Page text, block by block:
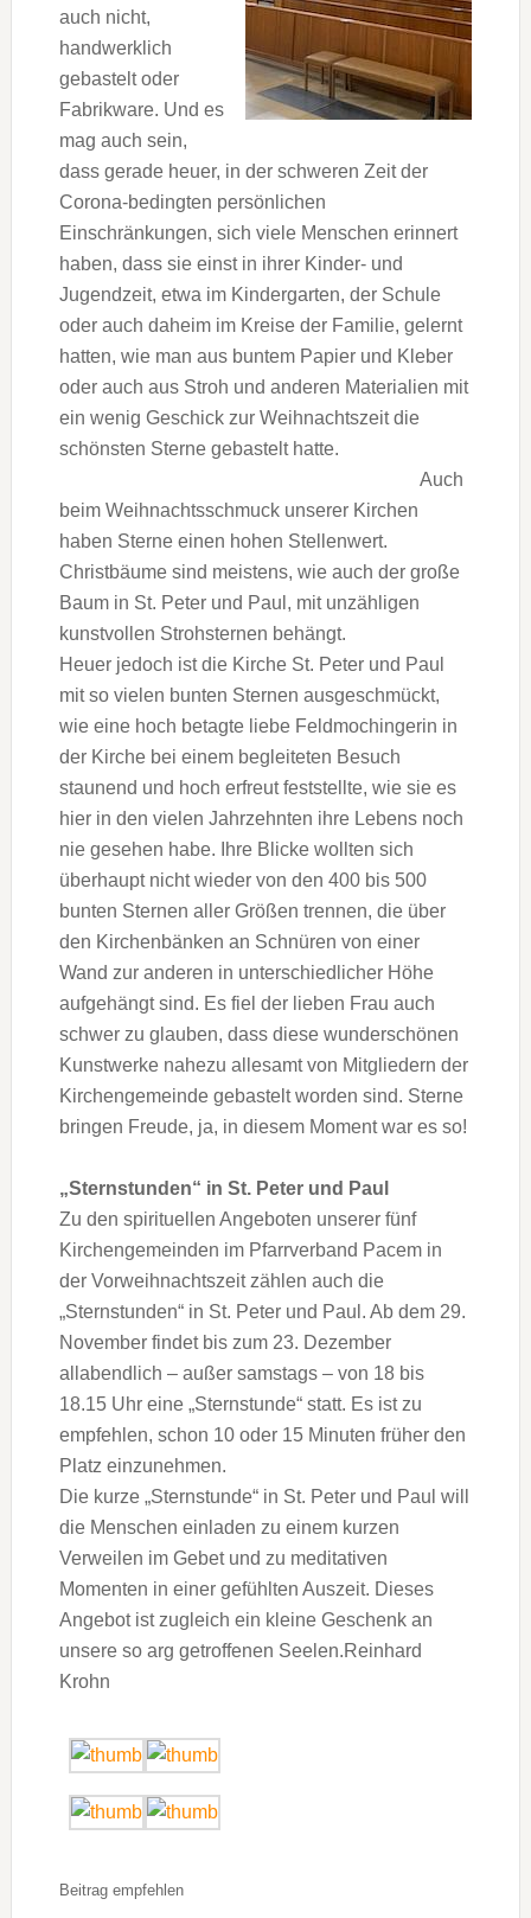
auch nicht,
handwerklich
gebastelt oder
Fabrikware. Und es
mag auch sein,
dass gerade heuer, in der schweren Zeit der
Corona-bedingten persönlichen
Einschränkungen, sich viele Menschen erinnert
haben, dass sie einst in ihrer Kinder- und
Jugendzeit, etwa im Kindergarten, der Schule
oder auch daheim im Kreise der Familie, gelernt
hatten, wie man aus buntem Papier und Kleber
oder auch aus Stroh und anderen Materialien mit
ein wenig Geschick zur Weihnachtszeit die
schönsten Sterne gebastelt hatte.
Auch
beim Weihnachtsschmuck unserer Kirchen
haben Sterne einen hohen Stellenwert.
Christbäume sind meistens, wie auch der große
Baum in St. Peter und Paul, mit unzähligen
kunstvollen Strohsternen behängt.
Heuer jedoch ist die Kirche St. Peter und Paul
mit so vielen bunten Sternen ausgeschmückt,
wie eine hoch betagte liebe Feldmochingerin in
der Kirche bei einem begleiteten Besuch
staunend und hoch erfreut feststellte, wie sie es
hier in den vielen Jahrzehnten ihre Lebens noch
nie gesehen habe. Ihre Blicke wollten sich
überhaupt nicht wieder von den 400 bis 500
bunten Sternen aller Größen trennen, die über
den Kirchenbänken an Schnüren von einer
Wand zur anderen in unterschiedlicher Höhe
aufgehängt sind. Es fiel der lieben Frau auch
schwer zu glauben, dass diese wunderschönen
Kunstwerke nahezu allesamt von Mitgliedern der
Kirchengemeinde gebastelt worden sind. Sterne
bringen Freude, ja, in diesem Moment war es so!
„Sternstunden“ in St. Peter und Paul
Zu den spirituellen Angeboten unserer fünf
Kirchengemeinden im Pfarrverband Pacem in
der Vorweihnachtszeit zählen auch die
„Sternstunden“ in St. Peter und Paul. Ab dem 29.
November findet bis zum 23. Dezember
allabendlich – außer samstags – von 18 bis
18.15 Uhr eine „Sternstunde“ statt. Es ist zu
empfehlen, schon 10 oder 15 Minuten früher den
Platz einzunehmen.
Die kurze „Sternstunde“ in St. Peter und Paul will
die Menschen einladen zu einem kurzen
Verweilen im Gebet und zu meditativen
Momenten in einer gefühlten Auszeit. Dieses
Angebot ist zugleich ein kleine Geschenk an
unsere so arg getroffenen Seelen.Reinhard
Krohn
Beitrag empfehlen